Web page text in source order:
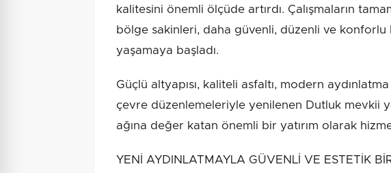
kalitesini önemli ölçüde artırdı. Çalışmaların
bölge sakinleri, daha güvenli, düzenli ve konforlu
yaşamaya başladı.
Güçlü altyapısı, kaliteli asfaltı, modern
çevre düzenlemeleriyle yenilenen Dutluk mevkii
ağına değer katan önemli bir yatırım olarak
YENİ AYDINLATMAYLA GÜVENLİ VE ESTETİK